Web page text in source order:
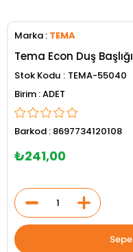
Marka : TEMA
Tema Econ Duş Başlığı
Stok Kodu
TEMA-55040
ADET
Barkod : 8697734120108
₺241,00